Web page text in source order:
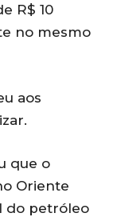
R$ 10
no mesmo
aos
que o
Oriente
do petróleo